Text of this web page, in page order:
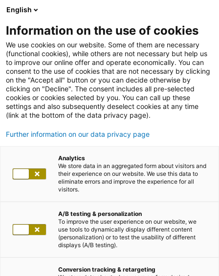
English
Information on the use of cookies
We use cookies on our website. Some of them are necessary
(functional cookies), while others are not necessary but help us
to improve our online offer and operate economically. You can
consent to the use of cookies that are not necessary by clicking
on the "Accept all" button or you can decide otherwise by
clicking on "Decline". The consent includes all pre-selected
cookies or cookies selected by you. You can call up these
settings and also subsequently deselect cookies at any time
(link at the bottom of the data privacy page).
Further information on our data privacy page
Analytics
We store data in an aggregated form about visitors and
their experience on our website. We use this data to
eliminate errors and improve the experience for all
visitors.
A/B testing & personalization
To improve the user experience on our website, we
use tools to dynamically display different content
(personalization) or to test the usability of different
displays (A/B testing).
Conversion tracking & retargeting